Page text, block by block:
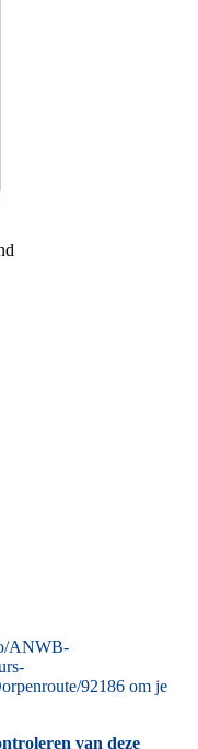
ANWB-
92186 om je
van deze